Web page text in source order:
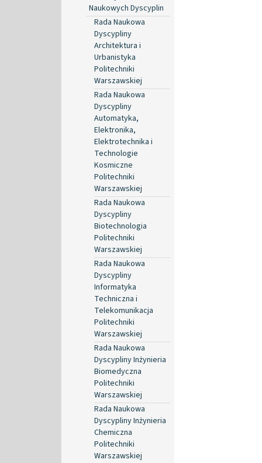
Naukowych Dyscyplin
Rada Naukowa
Dyscypliny
Architektura i
Urbanistyka
Politechniki
Warszawskiej
Rada Naukowa
Dyscypliny
Automatyka,
Elektronika,
Elektrotechnika i
Technologie
Kosmiczne
Politechniki
Warszawskiej
Rada Naukowa
Dyscypliny
Biotechnologia
Politechniki
Warszawskiej
Rada Naukowa
Dyscypliny
Informatyka
Techniczna i
Telekomunikacja
Politechniki
Warszawskiej
Rada Naukowa
Dyscypliny Inżynieria
Biomedyczna
Politechniki
Warszawskiej
Rada Naukowa
Dyscypliny Inżynieria
Chemiczna
Politechniki
Warszawskiej